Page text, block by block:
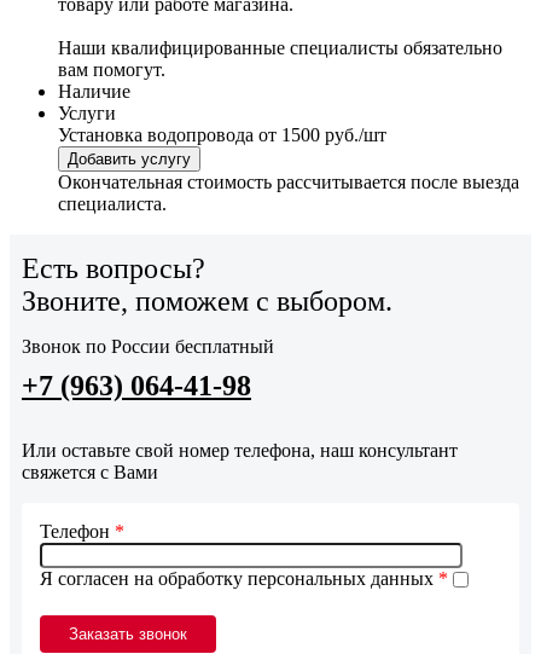
Наши квалифицированные специалисты обязательно
вам помогут.
Наличие
Услуги
Установка водопровода от 1500 руб./шт
Добавить услугу
Окончательная стоимость рассчитывается после выезда
специалиста.
Есть вопросы?
Звоните, поможем с выбором.
Звонок по России бесплатный
+7 (963) 064-41-98
Или оставьте свой номер телефона, наш консультант
свяжется с Вами
Я согласен на обработку персональных данных *
Телефон *